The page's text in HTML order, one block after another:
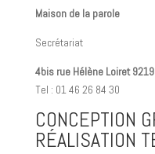
Maison de la parole
Secrétariat
4bis rue Hélène Loiret
Tel : 01 46 26 84 30
CONCEPTION
RÉALISATION